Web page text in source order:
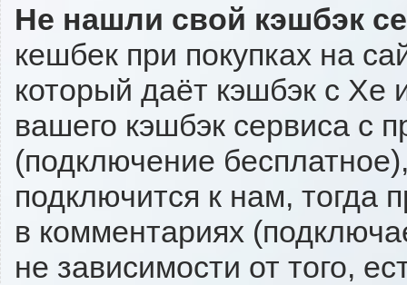
Не нашли свой кэшбэк
кешбек при покупках на
который даёт кэшбэк с Xe
вашего кэшбэк сервиса с
(подключение
подключится к нам, тогда
в комментариях
не зависимости от того,